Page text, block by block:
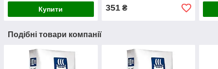
Купити 351₴
Подібні товари компанії